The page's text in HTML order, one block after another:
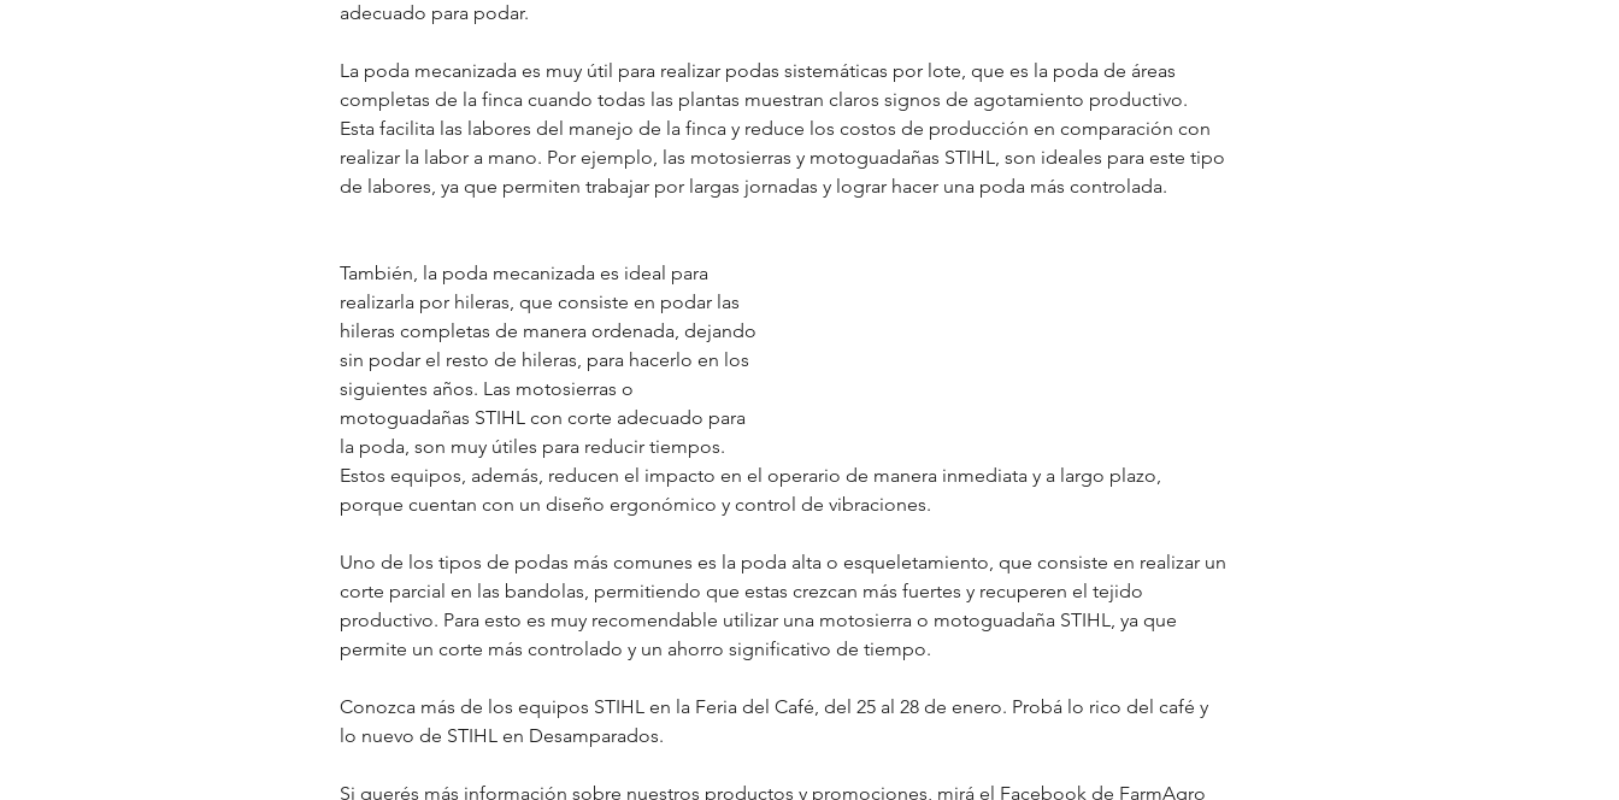
adecuado para podar.
La poda mecanizada es muy útil para realizar podas sistemáticas por lote, que es la poda de áreas
completas de la finca cuando todas las plantas muestran claros signos de agotamiento productivo.
Esta facilita las labores del manejo de la finca y reduce los costos de producción en comparación con
realizar la labor a mano. Por ejemplo, las motosierras y motoguadañas STIHL, son ideales para este tipo
de labores, ya que permiten trabajar por largas jornadas y lograr hacer una poda más controlada.
También, la poda mecanizada es ideal para
realizarla por hileras, que consiste en podar las
hileras completas de manera ordenada, dejando
sin podar el resto de hileras, para hacerlo en los
siguientes años. Las motosierras o
motoguadañas STIHL con corte adecuado para
la poda, son muy útiles para reducir tiempos.
Estos equipos, además, reducen el impacto en el operario de manera inmediata y a largo plazo,
porque cuentan con un diseño ergonómico y control de vibraciones.
Uno de los tipos de podas más comunes es la poda alta o esqueletamiento, que consiste en realizar un
corte parcial en las bandolas, permitiendo que estas crezcan más fuertes y recuperen el tejido
productivo. Para esto es muy recomendable utilizar una motosierra o motoguadaña STIHL, ya que
permite un corte más controlado y un ahorro significativo de tiempo.
Conozca más de los equipos STIHL en la Feria del Café, del 25 al 28 de enero. Probá lo rico del café y
lo nuevo de STIHL en Desamparados.
Si querés más información sobre nuestros productos y promociones, mirá el Facebook de FarmAgro